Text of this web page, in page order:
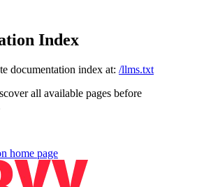
Index
documentation index at: /llms.txt
all available pages before
home page